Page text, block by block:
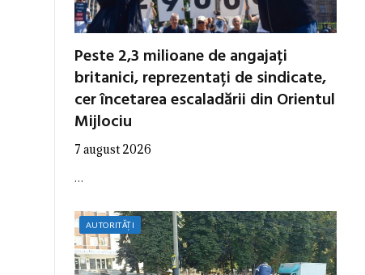
Peste 2,3 milioane de angajați
britanici, reprezentați de sindicate,
cer încetarea escaladării din Orientul
Mijlociu
7 august 2026
…
AUTORITĂȚI